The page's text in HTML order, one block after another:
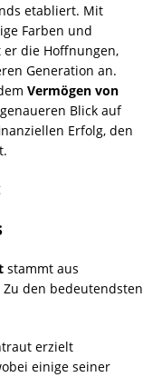
etabliert. Mit
Farben und
die Hoffnungen,
Generation an.
Vermögen von
Blick auf
Erfolg, den
stammt aus
Zu den bedeutendsten
erzielt
einige seiner